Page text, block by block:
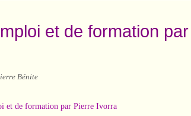
et de formation par
Bénite